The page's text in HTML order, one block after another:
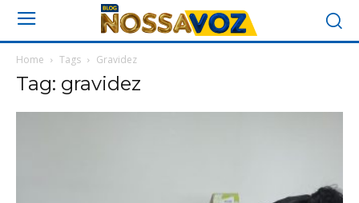
Home Tags Gravidez
Tag: gravidez